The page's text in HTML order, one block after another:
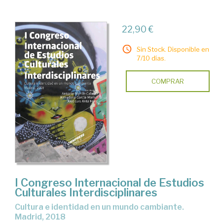
22,90 €
Sin Stock. Disponible en
7/10 días.
COMPRAR
I Congreso Internacional de Estudios
Culturales Interdisciplinares
Cultura e identidad en un mundo cambiante.
Madrid, 2018